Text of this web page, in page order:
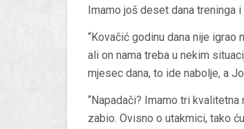
Imamo još deset dana treninga
“Kovačić godinu dana nije
ali on nama treba u nekim
mjesec dana, to ide nabolje, a
“Napadači? Imamo tri
zabio. Ovisno o utakmici, tako